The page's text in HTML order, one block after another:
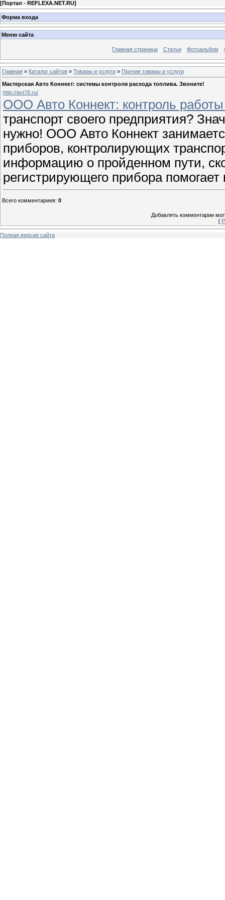
[Портал - REFLEXA.NET.RU]
Форма входа
Меню сайта
Главная страница Статьи Фотоальбом
Главная » Каталог сайтов » Товары и услуги » Прочие товары и услуги
Мастерская Авто Коннект: системы контроля расхода топлива. Звоните!
http://avt78.ru/
ООО Авто Коннект: контроль работы
транспорт своего предприятия?
нужно! ООО Авто Коннект
приборов, контролирующих
информацию о пройденном пути,
регистрирующего прибора помогает
Всего комментариев: 0
Добавлять комментарии
[
Полная версия сайта